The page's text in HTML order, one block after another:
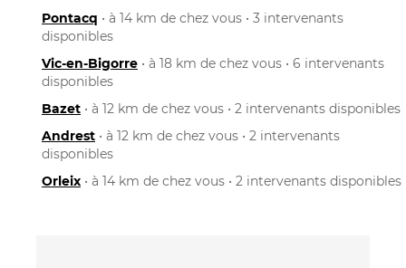
Pontacq • à 14 km de chez vous • 3 intervenants
disponibles
Vic-en-Bigorre • à 18 km de chez vous • 6 intervenants
disponibles
Bazet • à 12 km de chez vous • 2 intervenants disponibles
Andrest • à 12 km de chez vous • 2 intervenants
disponibles
Orleix • à 14 km de chez vous • 2 intervenants disponibles